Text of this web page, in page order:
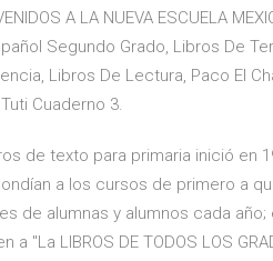
A LA NUEVA ESCUELA
Segundo Grado, Libros De
Libros De Lectura, Paco El
Cuaderno 3.
de texto para primaria inició en
a los cursos de primero a
de alumnas y alumnos cada
LIBROS DE TODOS LOS